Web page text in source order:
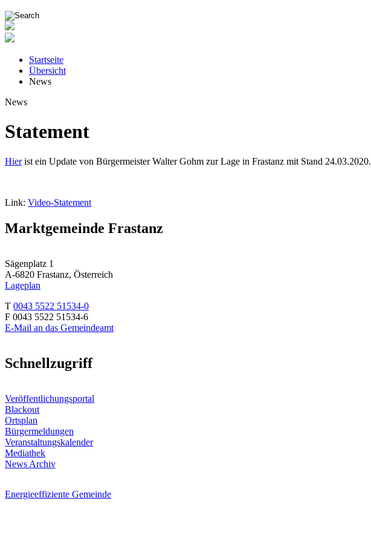
Startseite
Übersicht
News
News
Statement
Hierist ein Update von Bürgermeister Walter Gohm zur Lage in Frastanz mit Stand 24.03.2020.
Link: Video-Statement
Marktgemeinde Frastanz
Sägenplatz 1
A-6820 Frastanz, Österreich
Lageplan
T 0043 5522 51534-0
F 0043 5522 51534-6
E-Mail an das Gemeindeamt
Schnellzugriff
Veröffentlichungsportal
Blackout
Ortsplan
Bürgermeldungen
Veranstaltungskalender
Mediathek
News Archiv
Energieeffiziente Gemeinde